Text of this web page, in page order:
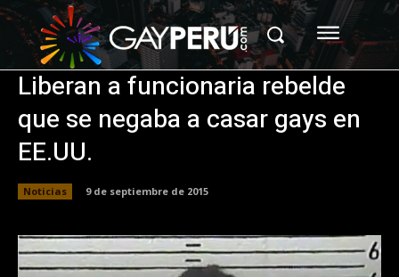
Liberan a funcionaria rebelde
que se negaba a casar gays en
EE.UU.
Noticias 9 de septiembre de 2015